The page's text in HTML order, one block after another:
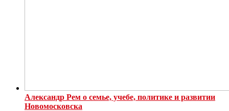
Александр Рем о семье, учебе, политике и развитии
Новомосковска